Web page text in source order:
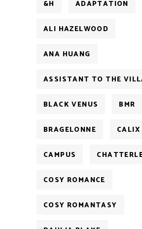
&H ADAPTATION
ALI HAZELWOOD
ANA HUANG
ASSISTANT TO THE
BLACK VENUS BMR
BRAGELONNE CALIX
CAMPUS
COSY ROMANCE
COSY ROMANTASY